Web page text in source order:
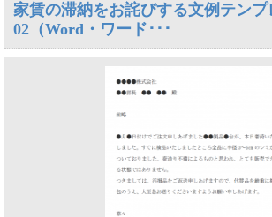
家賃の滞納をお詫びする文例テンプ
02（Word・ワード･･･